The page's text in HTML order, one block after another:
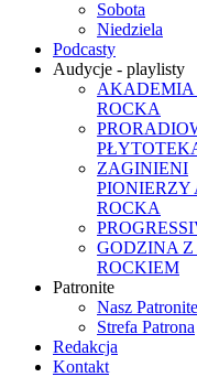
Sobota
Niedziela
Podcasty
Audycje - playlisty
AKADEMIA
ROCKA
ZAGINIENI
PIONIERZY
ROCKA
GODZINA Z
ROCKIEM
Patronite
Nasz Patronite
Strefa Patrona
Redakcja
Kontakt